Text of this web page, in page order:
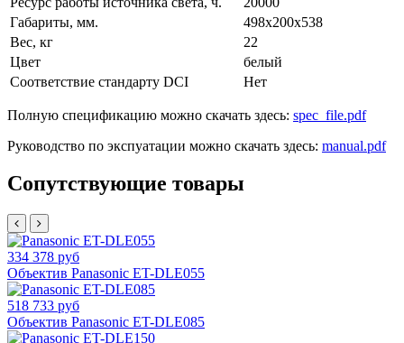
Габариты, мм.
498x200x538
Вес, кг
22
Цвет
белый
Соответствие стандарту DCI
Нет
Полную спецификацию можно скачать здесь: spec_file.pdf
Руководство по экспуатации можно скачать здесь: manual.pdf
Сопутствующие товары
334 378 руб
Объектив Panasonic ET-DLE055
518 733 руб
Объектив Panasonic ET-DLE085